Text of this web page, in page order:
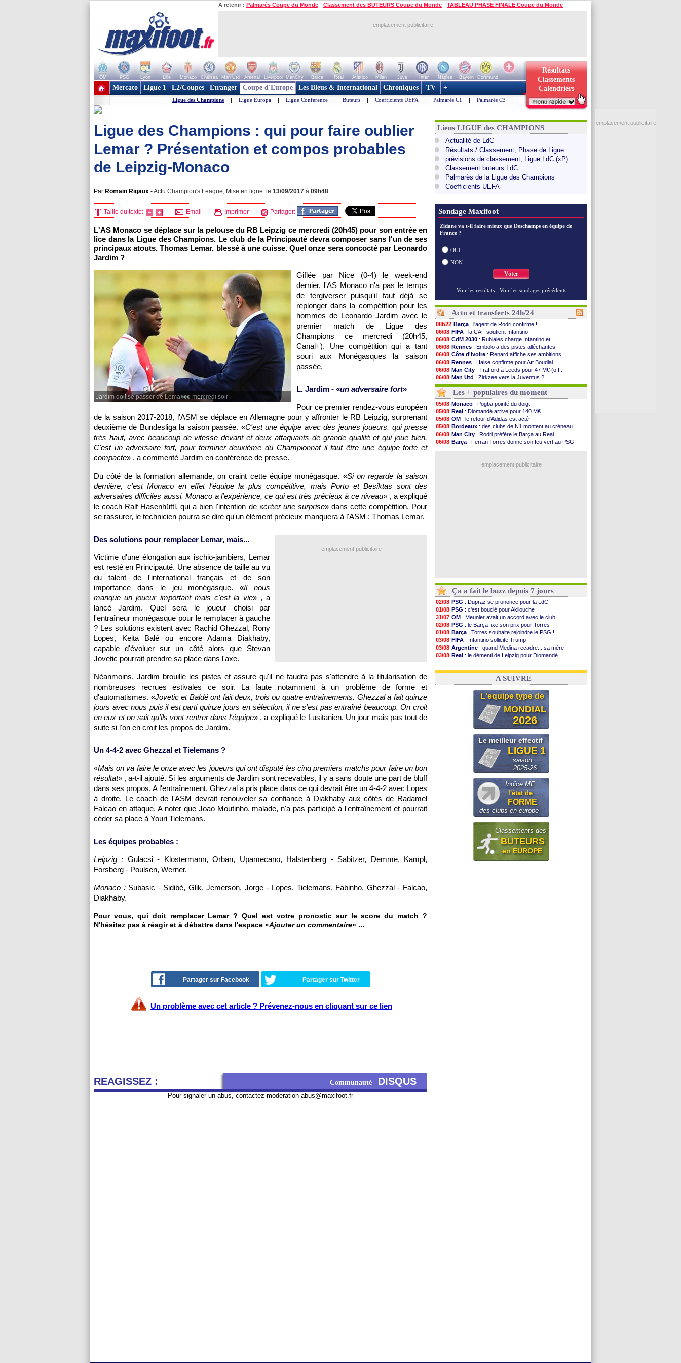
A retenir : Palmarès Coupe du Monde - Classement des BUTEURS Coupe du Monde - TABLEAU PHASE FINALE Coupe du Monde
emplacement publicitaire
OM PSG Lyon Lille Monaco Chelsea Man Utd Arsenal Liverpool ManCity Barca Real Atletico Milan Juve Inter Naples Bayern
Dortmund
+ de clubs
Résultats
Classements
Calendriers
Mercato Ligue 1 L2/Coupes Etranger Coupe d'Europe Les Bleus & International Chroniques TV +
Ligue des Champions | Ligue Europa | Ligue Conference | Buteurs | Coefficients UEFA | Palmarès C1 | Palmarès C3 |
Ligue des Champions : qui pour faire oublier
Lemar ? Présentation et compos probables
de Leipzig-Monaco
Par Romain Rigaux -Actu Champion's League, Mise en ligne: le 13/09/2017 à 09h48
Taille du texte: Email Imprimer Partager:
L'AS Monaco se déplace sur la pelouse du RB Leipzig ce mercredi (20h45) pour son entrée en
lice dans la Ligue des Champions. Le club de la Principauté devra composer sans l'un de ses
principaux atouts, Thomas Lemar, blessé à une cuisse. Quel onze sera concocté par Leonardo
Jardim ?
Jardim doit se passer de Lemar ce mercredi soir
Giflée par Nice (0-4) le week-end
dernier, l'AS Monaco n'a pas le temps
de tergiverser puisqu'il faut déjà se
replonger dans la compétition pour les
hommes de Leonardo Jardim avec le
premier match de Ligue des
Champions ce mercredi (20h45,
Canal+). Une compétition qui a tant
souri aux Monégasques la saison
passée.
L. Jardim - «un adversaire fort»
Pour ce premier rendez-vous européen
de la saison 2017-2018, l'ASM se déplace en Allemagne pour y affronter le RB Leipzig, surprenant
deuxième de Bundesliga la saison passée. «C'est une équipe avec des jeunes joueurs, qui presse
très haut, avec beaucoup de vitesse devant et deux attaquants de grande qualité et qui joue bien.
C'est un adversaire fort, pour terminer deuxième du Championnat il faut être une équipe forte et
compacte» , a commenté Jardim en conférence de presse.
Du côté de la formation allemande, on craint cette équipe monégasque. «Si on regarde la saison
dernière, c'est Monaco en effet l'équipe la plus compétitive, mais Porto et Besiktas sont des
adversaires difficiles aussi. Monaco a l'expérience, ce qui est très précieux à ce niveau» , a expliqué
le coach Ralf Hasenhüttl, qui a bien l'intention de «créer une surprise» dans cette compétition. Pour
se rassurer, le technicien pourra se dire qu'un élément précieux manquera à l'ASM : Thomas Lemar.
emplacement publicitaire
Des solutions pour remplacer Lemar, mais...
Victime d'une élongation aux ischio-jambiers, Lemar
est resté en Principauté. Une absence de taille au vu
du talent de l'international français et de son
importance dans le jeu monégasque. «Il nous
manque un joueur important mais c'est la vie» , a
lancé Jardim. Quel sera le joueur choisi par
l'entraîneur monégasque pour le remplacer à gauche
? Les solutions existent avec Rachid Ghezzal, Rony
Lopes, Keita Balé ou encore Adama Diakhaby,
capable d'évoluer sur un côté alors que Stevan
Jovetic pourrait prendre sa place dans l'axe.
Néanmoins, Jardim brouille les pistes et assure qu'il ne faudra pas s'attendre à la titularisation de
nombreuses recrues estivales ce soir. La faute notamment à un problème de forme et
d'automatismes. «Jovetic et Baldé ont fait deux, trois ou quatre entraînements. Ghezzal a fait quinze
jours avec nous puis il est parti quinze jours en sélection, il ne s'est pas entraîné beaucoup. On croit
en eux et on sait qu'ils vont rentrer dans l'équipe» , a expliqué le Lusitanien. Un jour mais pas tout de
suite si l'on en croit les propos de Jardim.
Un 4-4-2 avec Ghezzal et Tielemans ?
«Mais on va faire le onze avec les joueurs qui ont disputé les cinq premiers matchs pour faire un bon
résultat» , a-t-il ajouté. Si les arguments de Jardim sont recevables, il y a sans doute une part de bluff
dans ses propos. A l'entraînement, Ghezzal a pris place dans ce qui devrait être un 4-4-2 avec Lopes
à droite. Le coach de l'ASM devrait renouveler sa confiance à Diakhaby aux côtés de Radamel
Falcao en attaque. A noter que Joao Moutinho, malade, n'a pas participé à l'entraînement et pourrait
céder sa place à Youri Tielemans.
Les équipes probables :
Leipzig : Gulacsi - Klostermann, Orban, Upamecano, Halstenberg - Sabitzer, Demme, Kampl,
Forsberg - Poulsen, Werner.
Monaco : Subasic - Sidibé, Glik, Jemerson, Jorge - Lopes, Tielemans, Fabinho, Ghezzal - Falcao,
Diakhaby.
Pour vous, qui doit remplacer Lemar ? Quel est votre pronostic sur le score du match ?
N'hésitez pas à réagir et à débattre dans l'espace «Ajouter un commentaire» ...
Partager sur Facebook Partager sur Twitter
Un problème avec cet article ? Prévenez-nous en cliquant sur ce lien
REAGISSEZ : Communauté DISQUS
Pour signaler un abus, contactez moderation-abus@maxifoot.fr
Liens LIGUE des CHAMPIONS
Actualité de LdC
Résultats / Classement, Phase de Ligue
prévisions de classement, Ligue LdC (xP)
Classement buteurs LdC
Palmarès de la Ligue des Champions
Coefficients UEFA
Sondage Maxifoot
Zidane va t-il faire mieux que Deschamps en équipe de
France ?
OUI
NON
Voter
Voir les resultats - Voir les sondages précédents
Actu et transferts 24h/24
08h22 Barça : l'agent de Rodri confirme !
06/08 FIFA : la CAF soutient Infantino
06/08 CdM 2030 : Rubiales charge Infantino et ...
06/08 Rennes : Embolo a des pistes alléchantes
06/08 Côte d'Ivoire : Renard affiche ses ambitions
06/08 Rennes : Haise confirme pour Aït Boudlal
06/08 Man City : Trafford à Leeds pour 47 M€ (off...
06/08 Man Utd : Zirkzee vers la Juventus ?
06/08 Amical: Monaco s'impose contre Getafe
06/08
Nantes : Der Zakarian et sa relation avec Kita
06/08 OM: le club prêt à libérer Kondogbia ?
06/08 Monaco : le message touchant d'Akliouche
06/08 FIFA : Tebas en remet une couche
06/08 FIFA : l'UEFA maintient la pression
06/08 PSG: Tebas encense Luis Enrique
06/08 Real : Vinicius jusqu'en 2032 (officiel)
06/08 Lyon: Mangala va rejoindre Getafe
: Junior Diaz jusqu'en 2030 (officiel)
Les + populaires du moment
05/08 Monaco : Pogba pointé du doigt
05/08 Real : Diomandé arrive pour 140 M€ !
05/08 OM : le retour d'Adidas est acté
05/08 Bordeaux : des clubs de N1 montent au créneau
06/08 Man City : Rodri préfère le Barça au Real !
06/08 Barça : Ferran Torres donne son feu vert au PSG
emplacement publicitaire
Ça a fait le buzz depuis 7 jours
02/08 PSG : Dupraz se prononce pour la LdC
01/08 PSG : c'est bouclé pour Akliouche !
31/07 OM : Meunier avait un accord avec le club
02/08 PSG : le Barça fixe son prix pour Torres
01/08 Barça : Torres souhaite rejoindre le PSG !
03/08 FIFA : Infantino sollicite Trump
03/08 Argentine : quand Medina recadre... sa mère
03/08 Real : le démenti de Leipzig pour Diomandé
31/07 FIFA: le conseiller d'Infantino démissionne !
A SUIVRE
L'equipe type de
MONDIAL
2026
Le meilleur effectif
LIGUE 1
saison
2025-26
Indice MF :
l'état de
FORME
des clubs en europe
Classements des
BUTEURS
en EUROPE
emplacement publicitaire